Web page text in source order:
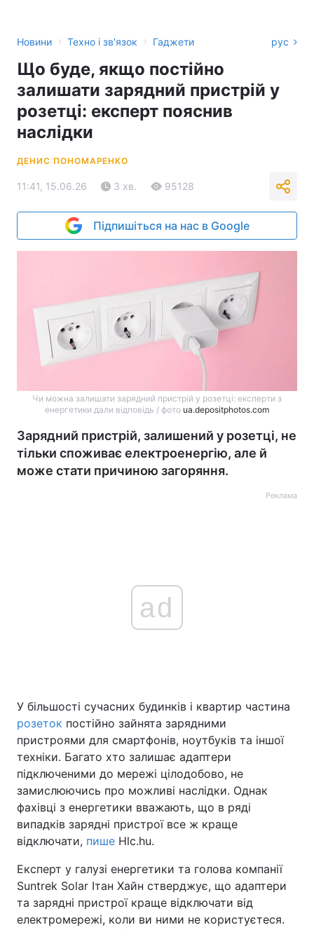
Новини › Техно і зв'язок › Гаджети рус
Що буде, якщо постійно
залишати зарядний пристрій у
розетці: експерт пояснив
наслідки
ДЕНИС ПОНОМАРЕНКО
11:41, 15.06.26 3 хв. 95128
Підпишіться на нас в Google
Чи можна залишати зарядний пристрій у розетці: експерти з
енергетики дали відповідь / фото ua.depositphotos.com
Зарядний пристрій, залишений у розетці, не
тільки споживає електроенергію, але й
може стати причиною загоряння.
Реклама
ad
У більшості сучасних будинків і квартир частина
розеток постійно зайнята зарядними
пристроями для смартфонів, ноутбуків та іншої
техніки. Багато хто залишає адаптери
підключеними до мережі цілодобово, не
замислюючись про можливі наслідки. Однак
фахівці з енергетики вважають, що в ряді
випадків зарядні пристрої все ж краще
відключати, пише Hlc.hu.
Експерт у галузі енергетики та голова компанії
Suntrek Solar Ітан Хайн стверджує, що адаптери
та зарядні пристрої краще відключати від
електромережі, коли ви ними не користуєтеся.